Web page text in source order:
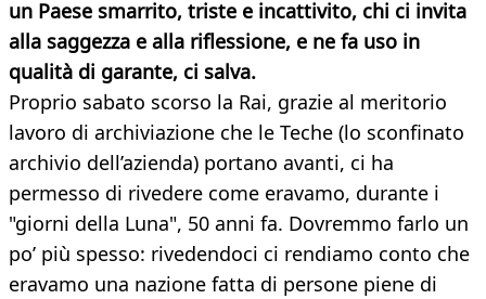
un Paese smarrito, triste e incattivito, chi ci invita
alla saggezza e alla riflessione, e ne fa uso in
qualità di garante, ci salva.
Proprio sabato scorso la Rai, grazie al meritorio
lavoro di archiviazione che le Teche (lo sconfinato
archivio dell’azienda) portano avanti, ci ha
permesso di rivedere come eravamo, durante i
"giorni della Luna", 50 anni fa. Dovremmo farlo un
po’ più spesso: rivedendoci ci rendiamo conto che
eravamo una nazione fatta di persone piene di